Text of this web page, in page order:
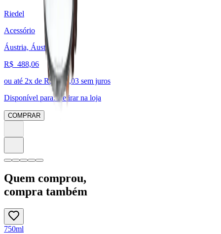
Riedel
Acessório
Áustria, Áustria
R$ 488,06
ou até 2x de R$ 244,03 sem juros
Disponível para: Retirar na loja
COMPRAR
Quem comprou,
compra também
750ml